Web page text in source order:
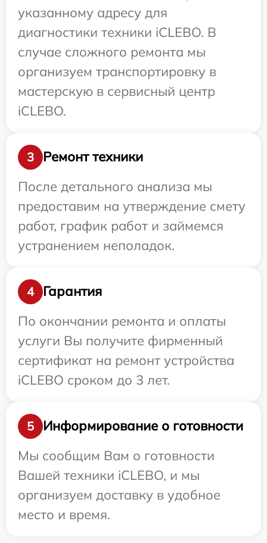
указанному адресу для
диагностики техники iCLEBO. В
случае сложного ремонта мы
организуем транспортировку в
мастерскую в сервисный центр
iCLEBO.
3
Ремонт техники
После детального анализа мы
предоставим на утверждение смету
работ, график работ и займемся
устранением неполадок.
4
Гарантия
По окончании ремонта и оплаты
услуги Вы получите фирменный
сертификат на ремонт устройства
iCLEBO сроком до 3 лет.
5
Информирование о готовности
Мы сообщим Вам о готовности
Вашей техники iCLEBO, и мы
организуем доставку в удобное
место и время.